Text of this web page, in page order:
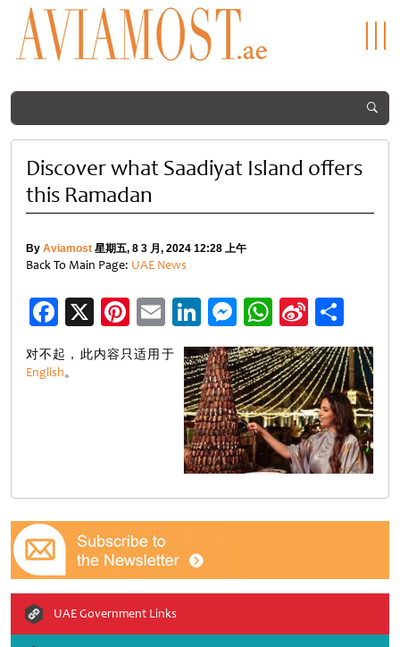
Discover what Saadiyat Island offers
this Ramadan
By Aviamost 星期五, 8 3 月, 2024 12:28 上午
Back To Main Page: UAE News
Facebook
X Pinterest
EmailLinkedIn
Messenger
WhatsApp
Sina
Weibo
享
对不起，此内容只适用于
English。
UAE Government Links